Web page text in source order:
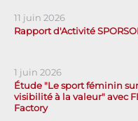
11 juin 2026
Rapport d'Activité
1 juin 2026
Étude "Le sport féminin
visibilité à la valeur" avec
Factory